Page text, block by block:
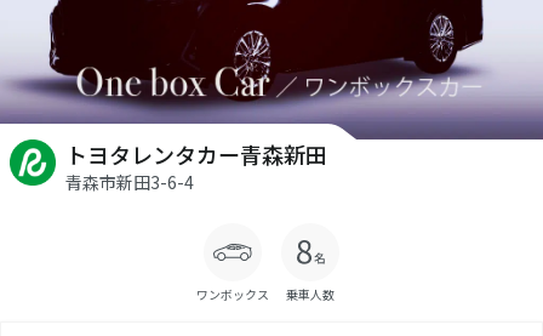
トヨタレンタカー青森新田
青森市新田3-6-4
ワンボックス 乗車人数